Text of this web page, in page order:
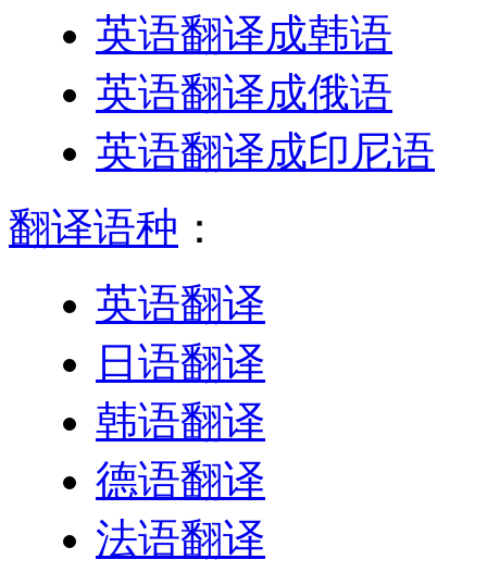
英语翻译成韩语
英语翻译成俄语
英语翻译成印尼语
翻译语种 ：
英语翻译
日语翻译
韩语翻译
德语翻译
法语翻译